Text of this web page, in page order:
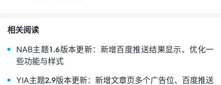
相关阅读
NAB主题1.6版本更新：新增百度推送结果显示、优化一
些功能与样式
YIA主题2.9版本更新：新增文章页多个广告位、百度推送